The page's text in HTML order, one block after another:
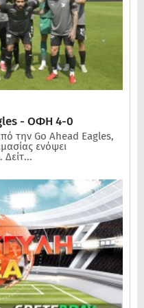
- ΟΦΗ 4-0
την Go Ahead Eagles,
ενόψει
Δείτ...